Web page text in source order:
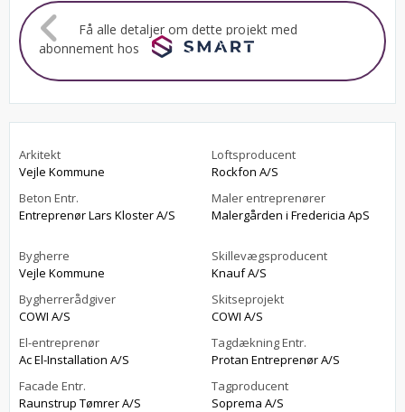
Få alle detaljer om dette projekt med
abonnement hos
Arkitekt
Vejle Kommune
Beton Entr.
Entreprenør Lars Kloster A/S
Bygherre
Vejle Kommune
Bygherrerådgiver
COWI A/S
El-entreprenør
Ac El-Installation A/S
Facade Entr.
Raunstrup Tømrer A/S
Loftsproducent
Rockfon A/S
Maler entreprenører
Malergården i Fredericia ApS
Skillevægsproducent
Knauf A/S
Skitseprojekt
COWI A/S
Tagdækning Entr.
Protan Entreprenør A/S
Tagproducent
Soprema A/S